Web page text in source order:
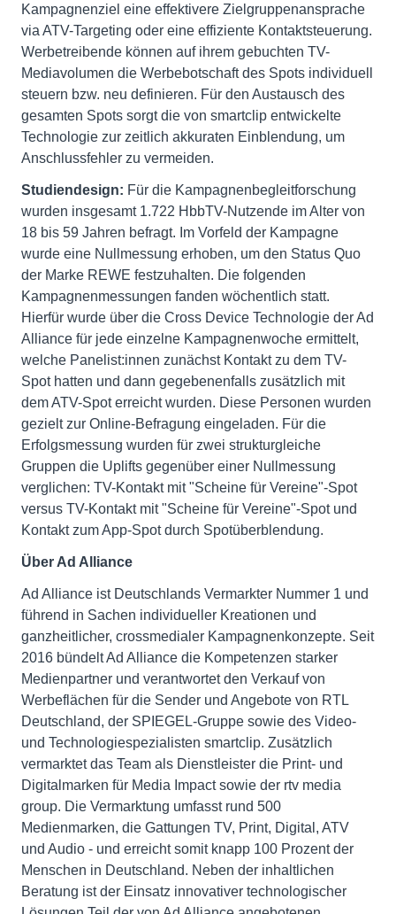
Kampagnenziel eine effektivere Zielgruppenansprache
via ATV-Targeting oder eine effiziente Kontaktsteuerung.
Werbetreibende können auf ihrem gebuchten TV-
Mediavolumen die Werbebotschaft des Spots individuell
steuern bzw. neu definieren. Für den Austausch des
gesamten Spots sorgt die von smartclip entwickelte
Technologie zur zeitlich akkuraten Einblendung, um
Anschlussfehler zu vermeiden.
Studiendesign: Für die Kampagnenbegleitforschung
wurden insgesamt 1.722 HbbTV-Nutzende im Alter von
18 bis 59 Jahren befragt. Im Vorfeld der Kampagne
wurde eine Nullmessung erhoben, um den Status Quo
der Marke REWE festzuhalten. Die folgenden
Kampagnenmessungen fanden wöchentlich statt.
Hierfür wurde über die Cross Device Technologie der Ad
Alliance für jede einzelne Kampagnenwoche ermittelt,
welche Panelist:innen zunächst Kontakt zu dem TV-
Spot hatten und dann gegebenenfalls zusätzlich mit
dem ATV-Spot erreicht wurden. Diese Personen wurden
gezielt zur Online-Befragung eingeladen. Für die
Erfolgsmessung wurden für zwei strukturgleiche
Gruppen die Uplifts gegenüber einer Nullmessung
verglichen: TV-Kontakt mit "Scheine für Vereine"-Spot
versus TV-Kontakt mit "Scheine für Vereine"-Spot und
Kontakt zum App-Spot durch Spotüberblendung.
Über Ad Alliance
Ad Alliance ist Deutschlands Vermarkter Nummer 1 und
führend in Sachen individueller Kreationen und
ganzheitlicher, crossmedialer Kampagnenkonzepte. Seit
2016 bündelt Ad Alliance die Kompetenzen starker
Medienpartner und verantwortet den Verkauf von
Werbeflächen für die Sender und Angebote von RTL
Deutschland, der SPIEGEL-Gruppe sowie des Video-
und Technologiespezialisten smartclip. Zusätzlich
vermarktet das Team als Dienstleister die Print- und
Digitalmarken für Media Impact sowie der rtv media
group. Die Vermarktung umfasst rund 500
Medienmarken, die Gattungen TV, Print, Digital, ATV
und Audio - und erreicht somit knapp 100 Prozent der
Menschen in Deutschland. Neben der inhaltlichen
Beratung ist der Einsatz innovativer technologischer